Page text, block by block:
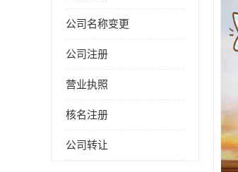
公司名称变更
公司注册
营业执照
核名注册
公司转让